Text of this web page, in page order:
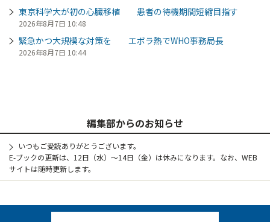
東京科学大が初の心臓移植 患者の待機期間短縮目指す
2026年8月7日 10:48
緊急かつ大規模な対策を エボラ熱でWHO事務局長
2026年8月7日 10:44
編集部からのお知らせ
いつもご愛読ありがとうございます。
E-ブックの更新は、12日（水）～14日（金）は休みになります。なお、WEB
サイトは随時更新します。